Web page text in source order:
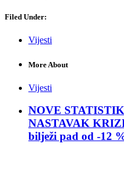
Filed Under:
Vijesti
More About
Vijesti
NOVE
NASTAVAK
bilježi pad od -12